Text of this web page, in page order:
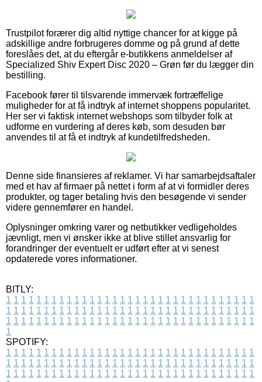
Trustpilot forærer dig altid nyttige chancer for at kigge på
adskillige andre forbrugeres domme og på grund af dette
foreslåes det, at du eftergår e-butikkens anmeldelser af
Specialized Shiv Expert Disc 2020 – Grøn før du lægger din
bestilling.
Facebook fører til tilsvarende immervæk fortræffelige
muligheder for at få indtryk af internet shoppens popularitet.
Her ser vi faktisk internet webshops som tilbyder folk at
udforme en vurdering af deres køb, som desuden bør
anvendes til at få et indtryk af kundetilfredsheden.
Denne side finansieres af reklamer. Vi har samarbejdsaftaler
med et hav af firmaer på nettet i form af at vi formidler deres
produkter, og tager betaling hvis den besøgende vi sender
videre gennemfører en handel.
Oplysninger omkring varer og netbutikker vedligeholdes
jævnligt, men vi ønsker ikke at blive stillet ansvarlig for
forandringer der eventuelt er udført efter at vi senest
opdaterede vores informationer.
BITLY:
1 1 1 1 1 1 1 1 1 1 1 1 1 1 1 1 1 1 1 1 1 1 1 1 1 1 1 1 1 1 1 1 1
1 1 1 1 1 1 1 1 1 1 1 1 1 1 1 1 1 1 1 1 1 1 1 1 1 1 1 1 1 1 1 1 1
1 1 1 1 1 1 1 1 1 1 1 1 1 1 1 1 1 1 1 1 1 1 1 1 1 1 1 1 1 1 1 1 1
1
SPOTIFY:
1 1 1 1 1 1 1 1 1 1 1 1 1 1 1 1 1 1 1 1 1 1 1 1 1 1 1 1 1 1 1 1 1
1 1 1 1 1 1 1 1 1 1 1 1 1 1 1 1 1 1 1 1 1 1 1 1 1 1 1 1 1 1 1 1 1
1 1 1 1 1 1 1 1 1 1 1 1 1 1 1 1 1 1 1 1 1 1 1 1 1 1 1 1 1 1 1 1 1